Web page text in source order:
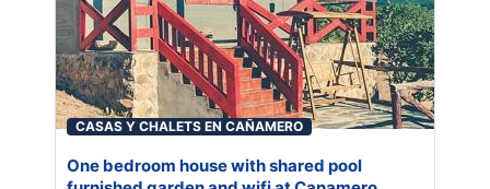
CASAS Y CHALETS EN CAÑAMERO
One bedroom house with shared pool